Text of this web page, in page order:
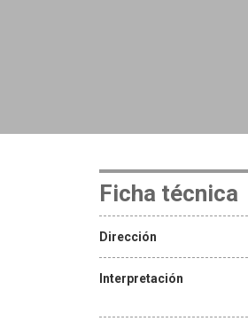
Ficha técnica
Dirección
Interpretación